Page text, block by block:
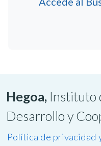
Hegoa, Instituto
Desarrollo y
Política de privacidad